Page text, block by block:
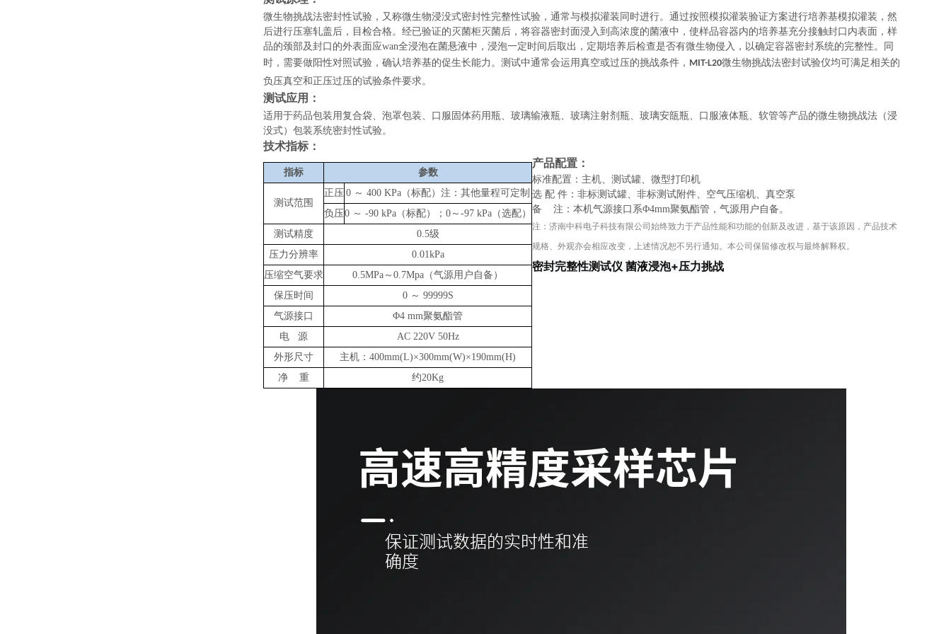
微生物挑战法密封性试验，又称微生物浸没式密封性完整性试验，通常与模拟灌装同时进行。通过按照模拟灌装验证方案进行培养基模拟灌装，然
后进行压塞轧盖后，目检合格。经已验证的灭菌柜灭菌后，将容器密封面浸入到高浓度的菌液中，使样品容器内的培养基充分接触封口内表面，样
品的颈部及封口的外表面应wan全浸泡在菌悬液中，浸泡一定时间后取出，定期培养后检查是否有微生物侵入，以确定容器密封系统的完整性。同
时，需要做阳性对照试验，确认培养基的促生长能力。测试中通常会运用真空或过压的挑战条件， MIT-L20微生物挑战法密封试验仪均可满足相关的
负压真空和正压过压的试验条件要求。
测试应用：
适用于药品包装用复合袋、泡罩包装、口服固体药用瓶、玻璃输液瓶、玻璃注射剂瓶、玻璃安瓿瓶、口服液体瓶、软管等产品的微生物挑战法（浸
没式）包装系统密封性试验。
技术指标：
指标 参数
测试范围
正压 0 ～ 400 KPa（标配）注：其他量程可定制
负压0 ～ -90 kPa（标配）；0～-97 kPa（选配）
测试精度
0.5级
压力分辨率
0.01kPa
压缩空气要求
0.5MPa～0.7Mpa（气源用户自备）
保压时间
0 ～ 99999S
气源接口
Φ4 mm聚氨酯管
电 源
AC 220V 50Hz
外形尺寸
主机：400mm(L)×300mm(W)×190mm(H)
净 重
约20Kg
产品配置：
标准配置：主机、测试罐、微型打印机
选 配 件：非标测试罐、非标测试附件、空气压缩机、真空泵
备 注：本机气源接口系Φ4mm聚氨酯管，气源用户自备。
注： 济南中科电子科技有限公司 始终致力于产品性能和功能的创新及改进，基于该原因，产品技术
规格、外观亦会相应改变，上述情况恕不另行通知。本公司保留修改权与最终解释权。
密封完整性测试仪 菌液浸泡+压力挑战